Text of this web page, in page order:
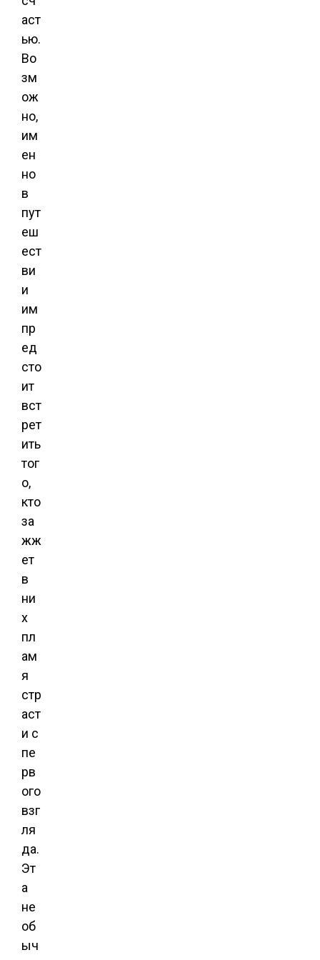
аст
ью.
Во
зм
ож
но,
им
ен
но
в
пут
еш
ест
ви
и
им
пр
ед
сто
ит
вст
рет
ить
тог
о,
кто
за
жж
ет
в
ни
х
пл
ам
я
стр
аст
и с
пе
рв
ого
взг
ля
да.
Эт
а
не
об
ыч